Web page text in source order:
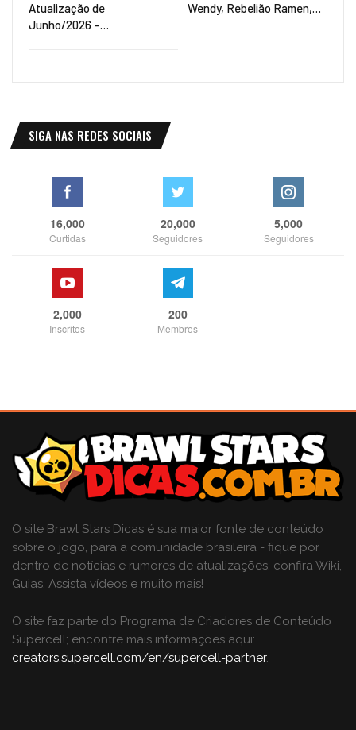
Atualização de
Junho/2026 –…
Wendy, Rebelião Ramen,…
SIGA NAS REDES SOCIAIS
16,000
Curtidas
20,000
Seguidores
5,000
Seguidores
2,000
Inscritos
200
Membros
O site Brawl Stars Dicas é sua maior fonte de conteúdo
sobre o jogo, para a comunidade brasileira - fique por
dentro de notícias e rumores de atualizações, confira Wiki,
Guias, Assista vídeos e muito mais!
O site faz parte do Programa de Criadores de Conteúdo
Supercell; encontre mais informações aqui:
creators.supercell.com/en/supercell-partner.